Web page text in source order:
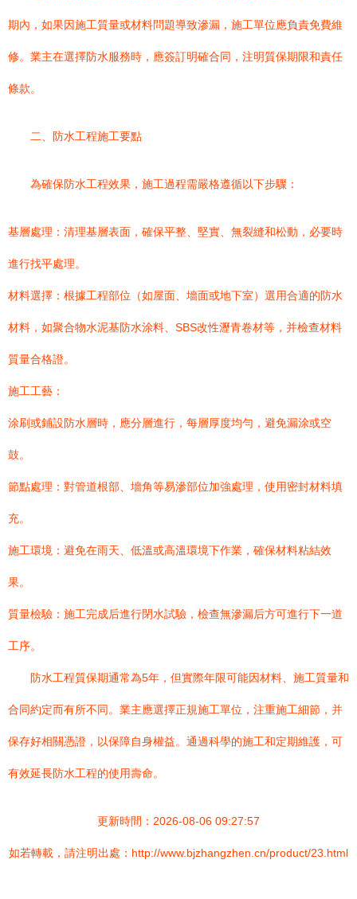
期內，如果因施工質量或材料問題導致滲漏，施工單位應負責免費維
修。業主在選擇防水服務時，應簽訂明確合同，注明質保期限和責任
條款。
二、防水工程施工要點
為確保防水工程效果，施工過程需嚴格遵循以下步驟：
基層處理：清理基層表面，確保平整、堅實、無裂縫和松動，必要時
進行找平處理。
材料選擇：根據工程部位（如屋面、墻面或地下室）選用合適的防水
材料，如聚合物水泥基防水涂料、SBS改性瀝青卷材等，并檢查材料
質量合格證。
施工工藝：
涂刷或鋪設防水層時，應分層進行，每層厚度均勻，避免漏涂或空
鼓。
節點處理：對管道根部、墻角等易滲部位加強處理，使用密封材料填
充。
施工環境：避免在雨天、低溫或高溫環境下作業，確保材料粘結效
果。
質量檢驗：施工完成后進行閉水試驗，檢查無滲漏后方可進行下一道
工序。
防水工程質保期通常為5年，但實際年限可能因材料、施工質量和
合同約定而有所不同。業主應選擇正規施工單位，注重施工細節，并
保存好相關憑證，以保障自身權益。通過科學的施工和定期維護，可
有效延長防水工程的使用壽命。
更新時間：2026-08-06 09:27:57
如若轉載，請注明出處：http://www.bjzhangzhen.cn/product/23.html